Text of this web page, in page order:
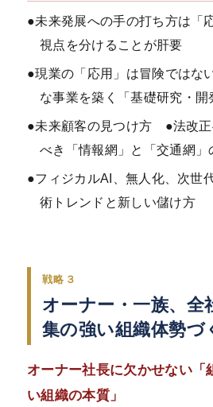
●未来発展への手の打ち方は「
視点を分けることが肝要
●現業の「応用」は冒険では
な事業を築く「基礎研究・開
●未来顧客の見つけ方 ●法改
べき「情報網」と「交通網
●フィジカルAI、無人化、次世
術トレンドと新しい儲け方
戦略３
オーナー・一族、全
集の強い組織体勢づ
オーナー社長に欠かせない「
い組織の本質」